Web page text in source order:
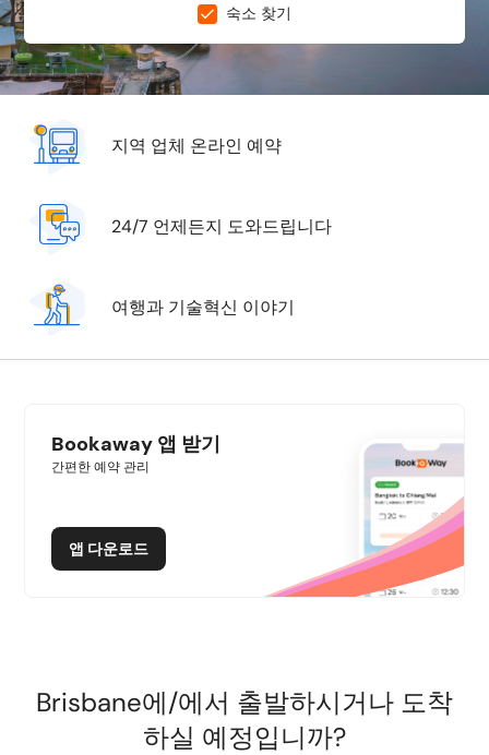
숙소 찾기
지역 업체 온라인 예약
24/7 언제든지 도와드립니다
여행과 기술혁신 이야기
Bookaway 앱 받기
간편한 예약 관리
앱 다운로드
Brisbane에/에서 출발하시거나 도착
하실 예정입니까?